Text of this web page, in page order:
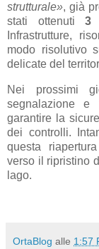
strutturale», già
stati ottenuti3
Infrastrutture,
modo risolutivo
delicate del
Nei prossimi
segnalazione e
garantire la
dei controlli.
questa
verso il ripristino
lago.
OrtaBlog alle 1:57